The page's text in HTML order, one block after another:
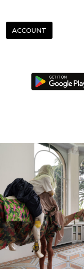
ACCOUNT